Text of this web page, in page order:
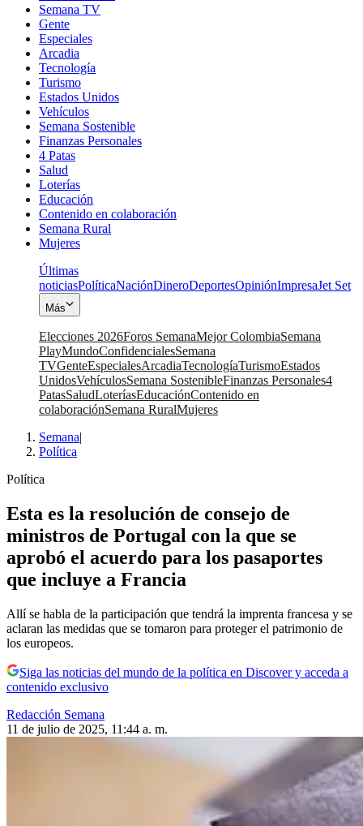
Semana TV
Gente
Especiales
Arcadia
Tecnología
Turismo
Estados Unidos
Vehículos
Semana Sostenible
Finanzas Personales
4 Patas
Salud
Loterías
Educación
Contenido en colaboración
Semana Rural
Mujeres
Últimas
noticiasPolíticaNaciónDineroDeportesOpiniónImpresaJet Set
Más
Elecciones 2026Foros SemanaMejor ColombiaSemana
PlayMundoConfidencialesSemana
TVGenteEspecialesArcadiaTecnologíaTurismoEstados
UnidosVehículosSemana SostenibleFinanzas Personales4
PatasSaludLoteríasEducaciónContenido en
colaboraciónSemana RuralMujeres
Semana|
Política
Política
Esta es la resolución de consejo de
ministros de Portugal con la que se
aprobó el acuerdo para los pasaportes
que incluye a Francia
Allí se habla de la participación que tendrá la imprenta francesa y se
aclaran las medidas que se tomaron para proteger el patrimonio de
los europeos.
Siga las noticias del mundo de la política en Discover y acceda a
contenido exclusivo
Redacción Semana
11 de julio de 2025, 11:44 a. m.